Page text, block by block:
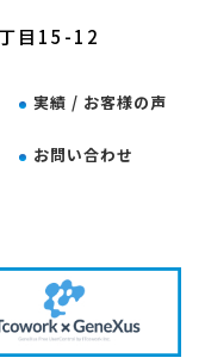
目15-12
実績 / お客様の声
お問い合わせ